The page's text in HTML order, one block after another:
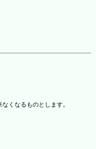
くなるものとします。